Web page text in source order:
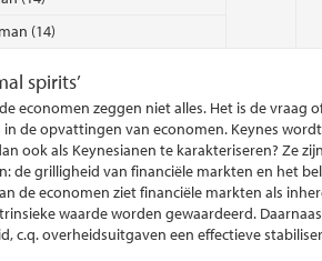
(14)
spirits’
economen zeggen niet alles. Het is de vraag
de opvattingen van economen. Keynes
ook als Keynesianen te karakteriseren? Ze
de grilligheid van financiële markten en het
de economen ziet financiële markten als
waarde worden gewaardeerd.
c.q. overheidsuitgaven een effectieve